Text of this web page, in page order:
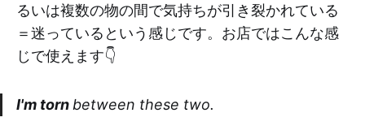
るいは複数の物の間で気持ちが引き裂かれている
＝迷っているという感じです。お店ではこんな感
じで使えます👇
I'm torn between these two.